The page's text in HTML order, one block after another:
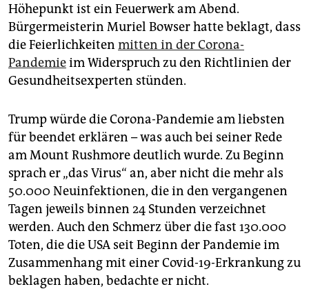
Höhepunkt ist ein Feuerwerk am Abend.
Bürgermeisterin Muriel Bowser hatte beklagt, dass
die Feierlichkeiten mitten in der Corona-
Pandemieim Widerspruch zu den Richtlinien der
Gesundheitsexperten stünden.
Trump würde die Corona-Pandemie am liebsten
für beendet erklären – was auch bei seiner Rede
am Mount Rushmore deutlich wurde. Zu Beginn
sprach er „das Virus“ an, aber nicht die mehr als
50.000 Neuinfektionen, die in den vergangenen
Tagen jeweils binnen 24 Stunden verzeichnet
werden. Auch den Schmerz über die fast 130.000
Toten, die die USA seit Beginn der Pandemie im
Zusammenhang mit einer Covid-19-Erkrankung zu
beklagen haben, bedachte er nicht.